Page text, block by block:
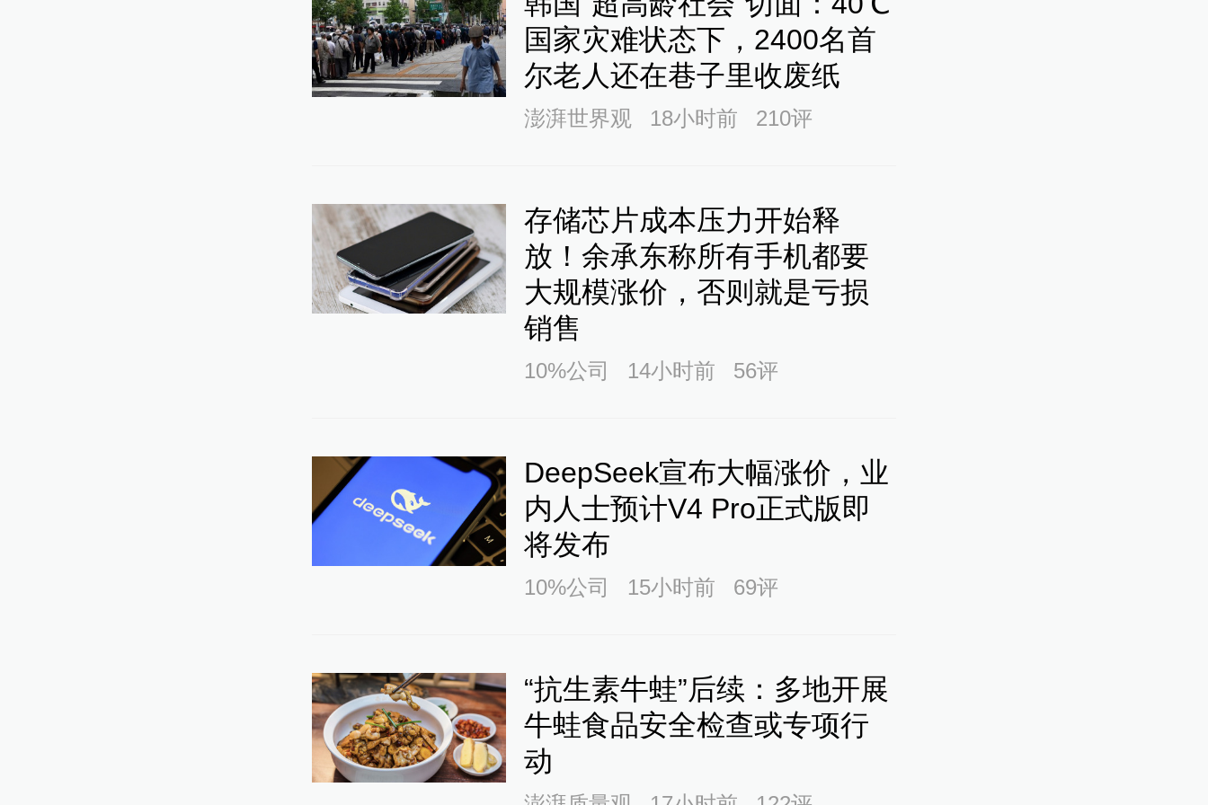
国家灾难状态下，2400名首
尔老人还在巷子里收废纸
澎湃世界观 18小时前 210评
存储芯片成本压力开始释
放！余承东称所有手机都要
大规模涨价，否则就是亏损
销售
10%公司 14小时前 56评
DeepSeek宣布大幅涨价，业
内人士预计V4 Pro正式版即
将发布
10%公司 15小时前 69评
“抗生素牛蛙”后续：多地开展
牛蛙食品安全检查或专项行
动